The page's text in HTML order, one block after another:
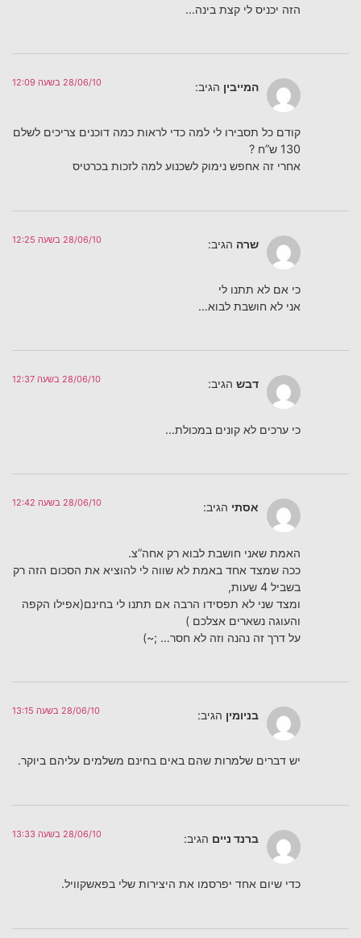
הזה יכניס לי קצת בינה…
המייבין הגיב: 28/06/10 בשעה 12:09
קודם כל תסבירו לי למה כדי לראות כמה דוכנים צריכים לשלם
130 ש”ח ?
אחרי זה אחפש נימוק לשכנוע למה לזכות בכרטיס
שרה הגיב: 28/06/10 בשעה 12:25
כי אם לא תתנו לי
אני לא חושבת לבוא…
דבש הגיב: 28/06/10 בשעה 12:37
כי ערכים לא קונים במכולת…
אסתי הגיב: 28/06/10 בשעה 12:42
האמת שאני חושבת לבוא רק אחה”צ.
ככה שמצד אחד באמת לא שווה לי להוציא את הסכום הזה רק
בשביל 4 שעות,
ומצד שני לא תפסידו הרבה אם תתנו לי בחינם(אפילו הקפה
והעוגה נשארים אצלכם )
על דרך זה נהנה וזה לא חסר… ;~)
בניומין הגיב: 28/06/10 בשעה 13:15
יש דברים שלמרות שהם באים בחינם משלמים עליהם ביוקר.
ברנד ניים הגיב: 28/06/10 בשעה 13:33
כדי שיום אחד יפרסמו את היצירות שלי בפאשקוויל.